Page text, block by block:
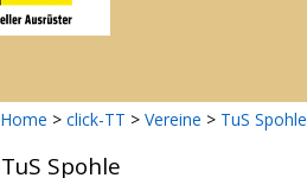
Home > click-TT > Vereine > TuS Spohle
TuS Spohle